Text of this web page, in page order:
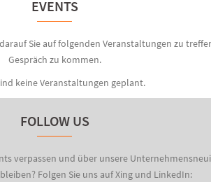
EVENTS
Sie auf folgenden Veranstaltungen zu
Gespräch zu kommen.
keine Veranstaltungen geplant.
FOLLOW US
verpassen und über unsere
Folgen Sie uns auf Xing und LinkedIn: